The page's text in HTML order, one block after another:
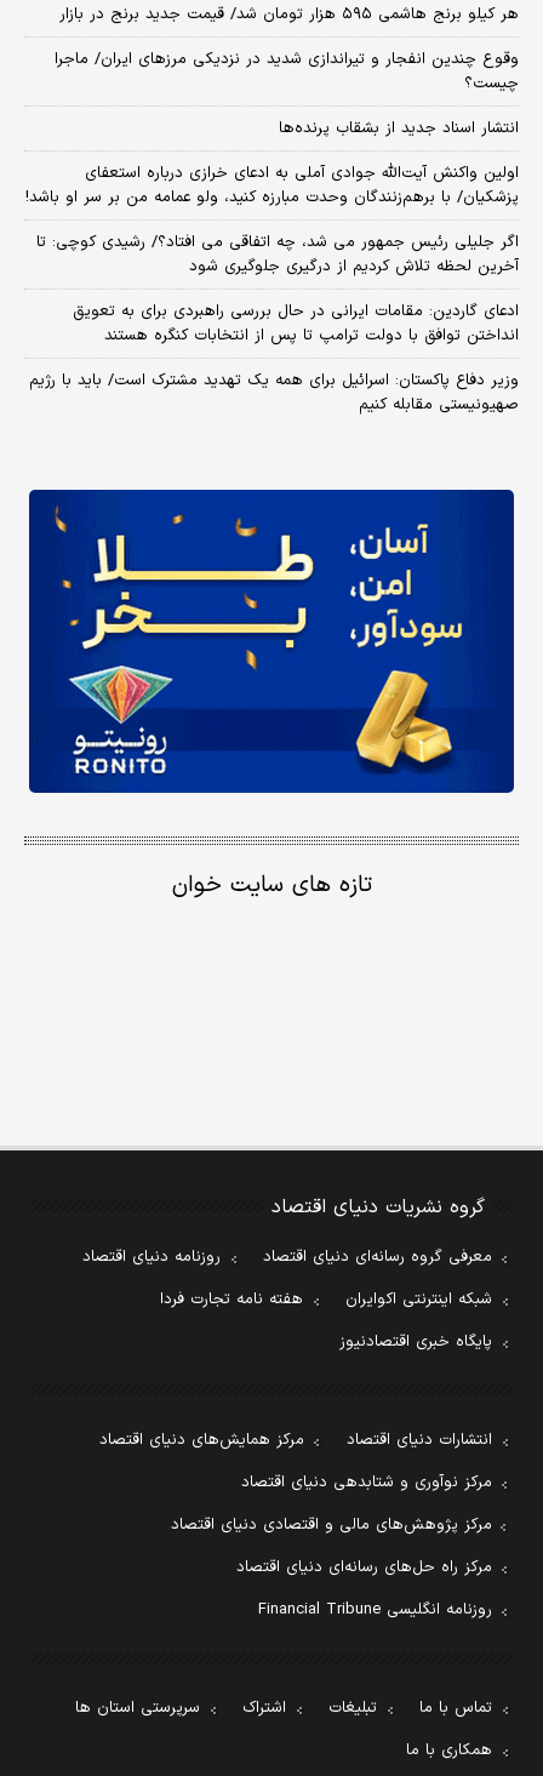
هر کیلو برنج هاشمی ۵۹۵ هزار تومان شد/ قیمت جدید برنج در بازار
وقوع چندین انفجار و تیراندازی شدید در نزدیکی مرز‌های ایران/ ماجرا
چیست؟
انتشار اسناد جدید از بشقاب پرنده‌ها
اولین واکنش آیت‌الله جوادی آملی به ادعای خرازی درباره استعفای
پزشکیان/ با برهم‌زنندگان وحدت مبارزه کنید، ولو عمامه من بر سر او باشد!
اگر جلیلی رئیس جمهور می شد، چه اتفاقی می افتاد؟/ رشیدی کوچی: تا
آخرین لحظه تلاش کردیم از درگیری جلوگیری شود
ادعای گاردین: مقامات ایرانی در حال بررسی راهبردی برای به تعویق
انداختن توافق با دولت ترامپ تا پس از انتخابات کنگره هستند
وزیر دفاع پاکستان: اسرائیل برای همه یک تهدید مشترک است/ باید با رژیم
صهیونیستی مقابله کنیم
تازه های سایت خوان
گروه نشریات دنیای اقتصاد
معرفی گروه رسانه‌ای دنیای اقتصاد
روزنامه دنیای اقتصاد
شبکه اینترنتی اکوایران
هفته نامه تجارت فردا
پایگاه خبری اقتصادنیوز
انتشارات دنیای اقتصاد
مرکز همایش‌های دنیای اقتصاد
مرکز نوآوری و شتابدهی دنیای اقتصاد
مرکز پژوهش‌های مالی و اقتصادی دنیای اقتصاد
مرکز راه حل‌های رسانه‌ای دنیای اقتصاد
روزنامه انگلیسی Financial Tribune
تماس با ما تبلیغات اشتراک
سرپرستی استان ها
همکاری با ما